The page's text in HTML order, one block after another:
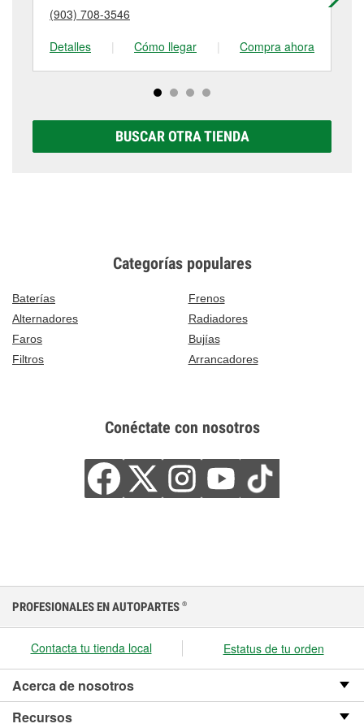
más detalles, contáctanos al
visítanos en 820 S Jefferson Avenue, Mount
Pleasant, TX.
tienda #385 para obtener más información.
(903) 708-3546
Detalles
| Cómo llegar | Compra ahora
BUSCAR OTRA TIENDA
Categorías populares
Baterías
Frenos
Alternadores
Radiadores
Faros
Bujías
Filtros
Arrancadores
Conéctate con nosotros
PROFESIONALES EN AUTOPARTES ®
Contacta tu tienda local Estatus de tu orden
Acerca de nosotros
Recursos